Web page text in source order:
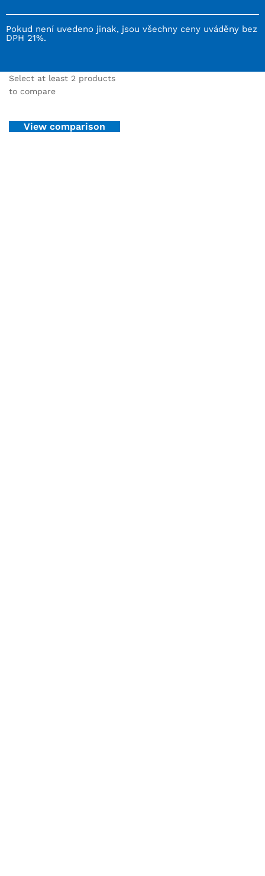
Pokud není uvedeno jinak, jsou všechny ceny uváděny bez
DPH 21%.
Select at least 2 products
to compare
View comparison